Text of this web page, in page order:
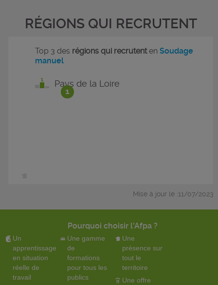
RÉGIONS QUI RECRUTENT
1
Top 3 des régions qui recrutentenSoudage
manuel
Pays de la Loire
Mise à jour le :11/07/2023
Pourquoi choisir l'Afpa ?
Un
apprentissage
en situation
réelle de
travail
Une gamme
de
formations
pour tous les
publics
Une
présence sur
tout le
territoire
Une offre